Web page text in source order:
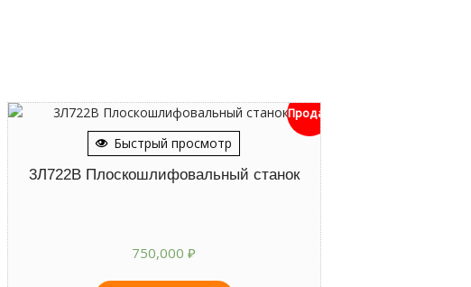
Быстрый просмотр
Продан
3Л722В Плоскошлифовальный станок
750,000₽